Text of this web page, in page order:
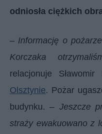
odniosła ciężkich
– Informację o
Korczaka
relacjonuje
Olsztynie. Pożar
budynku. – Jeszcze
straży ewakuowano z